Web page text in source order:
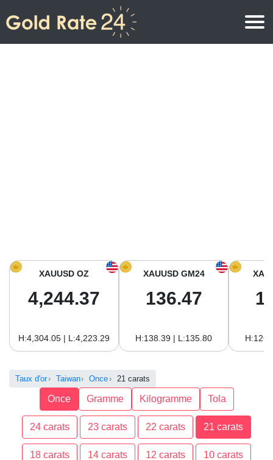
Prix de l’or aujourd’hui en Amérique du Sud
XAUUSD OZ
4,244.37
H:4,304.05 | L:4,223.29
XAUUSD GM24
136.47
H:138.39 | L:135.80
Taux d'or Taiwan Once 21 carats
Once Gramme Kilogramme Tola
24 carats 23 carats 22 carats 21 carats
18 carats 14 carats 12 carats 10 carats